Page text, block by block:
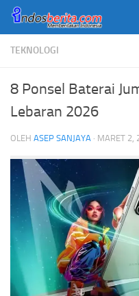
Skip to content
TEKNOLOGI
8 Ponsel Baterai
Lebaran 2026
OLEH ASEP SANJAYA · MARET 2,